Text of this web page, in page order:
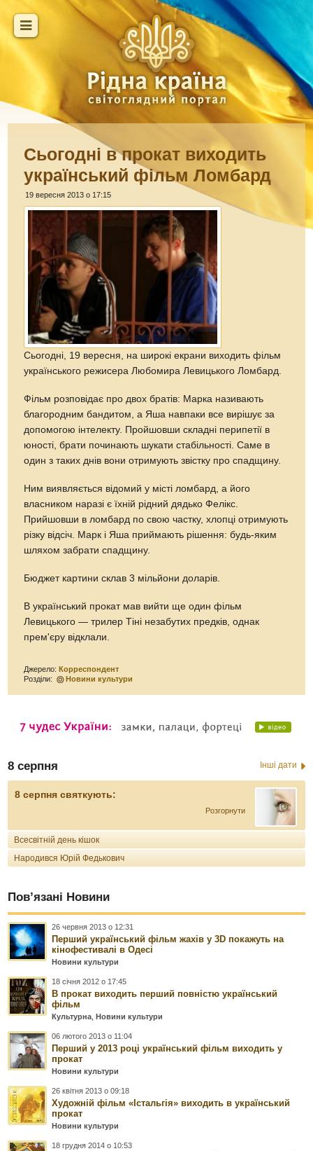
Сьогодні в прокат виходить
український фільм Ломбард
19 вересня 2013 о 17:15
Сьогодні, 19 вересня, на широкі екрани виходить фільм
українського режисера Любомира Левицького Ломбард.
Фільм розповідає про двох братів: Марка називають
благородним бандитом, а Яша навпаки все вирішує за
допомогою інтелекту. Пройшовши складні перипетії в
юності, брати починають шукати стабільності. Саме в
один з таких днів вони отримують звістку про спадщину.
Ним виявляється відомий у місті ломбард, а його
власником наразі є їхній рідний дядько Фелікс.
Прийшовши в ломбард по свою частку, хлопці отримують
різку відсіч. Марк і Яша приймають рішення: будь-яким
шляхом забрати спадщину.
Бюджет картини склав 3 мільйони доларів.
В український прокат мав вийти ще один фільм
Левицького — трилер Тіні незабутих предків, однак
прем'єру відклали.
Джерело:Корреспондент
Розділи:
Новини культури
8 серпня Інші дати
8 серпня святкують:
Розгорнути
Всесвітній день кішок
Народився Юрій Федькович
Пов’язані Новини
26 червня 2013 о 12:31
Перший український фільм жахів у 3D покажуть на
кінофестивалі в Одесі
Новини культури
18 січня 2012 о 17:45
В прокат виходить перший повністю український
фільм
Культурна ,Новини культури
06 лютого 2013 о 11:04
Перший у 2013 році український фільм виходить у
прокат
Новини культури
26 квітня 2013 о 09:18
Художній фільм «Істальгія» виходить в український
прокат
Новини культури
18 грудня 2014 о 10:53